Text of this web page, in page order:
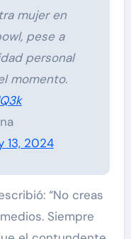
mujer en
pese a
personal
momento.
13, 2024
“No creas
Siempre